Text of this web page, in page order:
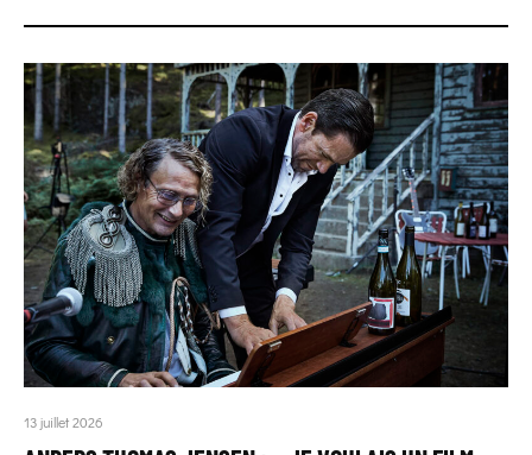
13 juillet 2026